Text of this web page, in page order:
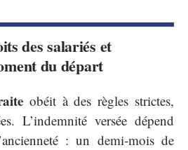
des salariés et
du départ
obéit à des règles strictes,
L’indemnité versée dépend
: un demi-mois de